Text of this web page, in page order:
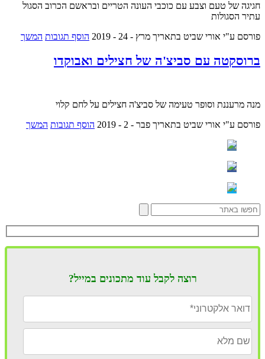
חגיגה של טעם וצבע עם כוכבי העונה הטריים ובראשם הכרוב הסגול
עתיר הסגולות
פורסם ע"י אורי שביט בתאריך מרץ - 24 - 2019 הוסף תגובות המשך
ברוסקטה עם סביצ'ה של חצילים ואבוקדו
מנה מרעננת וסופר טעימה של סביצ'ה חצילים על לחם קלוי
פורסם ע"י אורי שביט בתאריך פבר - 2 - 2019 הוסף תגובות המשך
רוצה לקבל עוד מתכונים במייל?